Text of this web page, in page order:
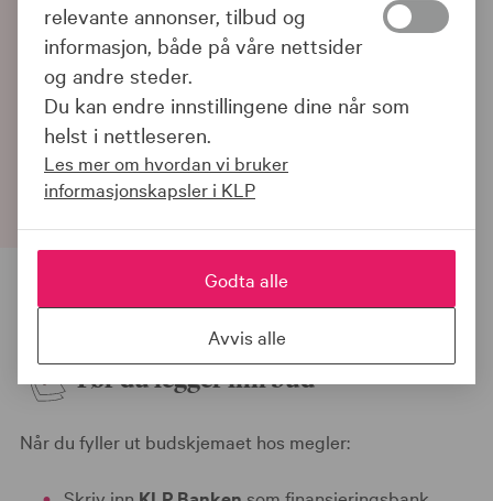
Har du finansieringsbevis og er klar til å
legge inn bud?
Her forklarer vi hva som skjer før, under
og etter budrunden – og hva du må gjøre
når budet er akseptert.
Slik fungerer det
Før du legger inn bud
Når du fyller ut budskjemaet hos megler:
relevante annonser, tilbud og
informasjon, både på våre nettsider
og andre steder.
Du kan endre innstillingene dine når som
helst i nettleseren.
Les mer om hvordan vi bruker
informasjonskapsler i KLP
Godta alle
Avvis alle